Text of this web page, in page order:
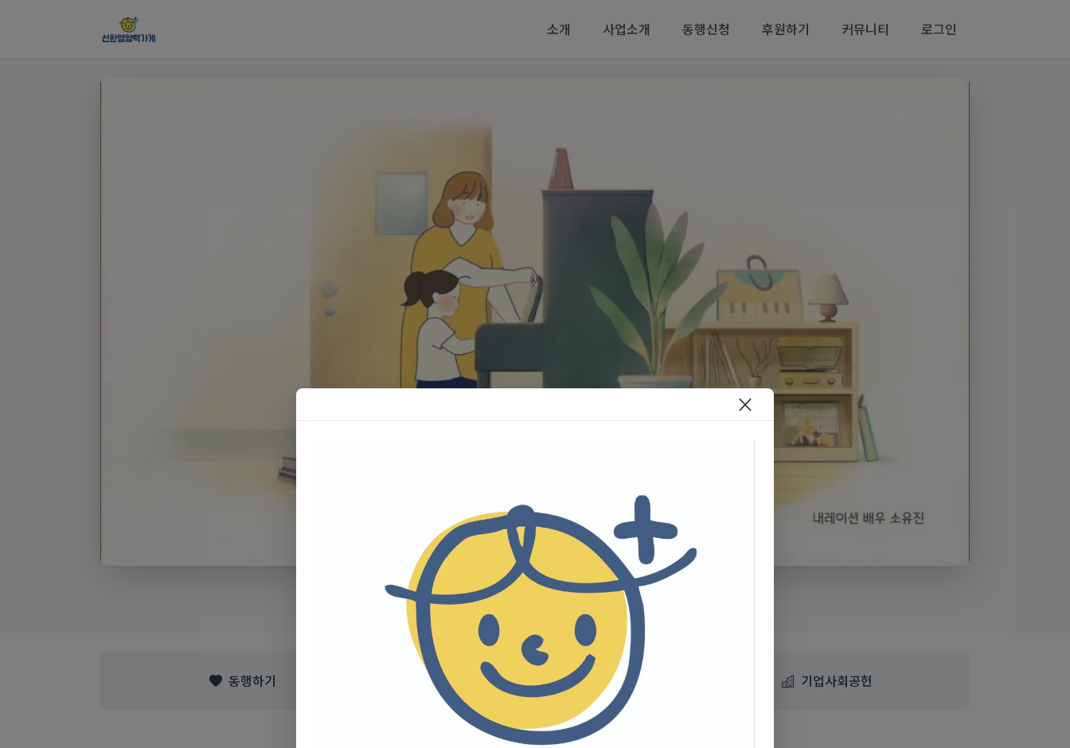
소개 사업소개 동행신청 후원하기 커뮤니티 로그인
출처: 채널: JTBC Brand Design - "함께 있지 않아도 함께 | 선한 영향력 (내레이션 배우 소유진)"
동행하기 후원하기 기업사회공헌
×